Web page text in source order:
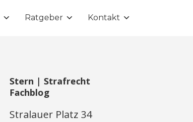
Ratgeber Kontakt
Stern | Strafrecht
Fachblog
Stralauer Platz 34